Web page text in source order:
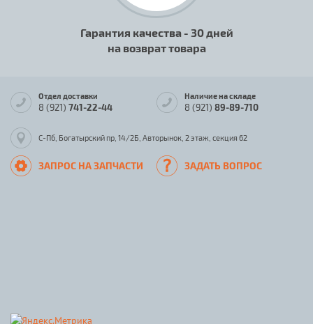
Гарантия качества - 30 дней
на возврат товара
Отдел доставки
8 (921) 741-22-44
Наличие на складе
8 (921) 89-89-710
С-Пб, Богатырский пр, 14/2Б, Авторынок, 2 этаж, секция 62
ЗАПРОС НА ЗАПЧАСТИ ЗАДАТЬ ВОПРОС